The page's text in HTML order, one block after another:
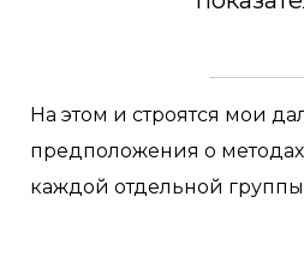
На этом и строятся мои
предположения о
каждой отдельной